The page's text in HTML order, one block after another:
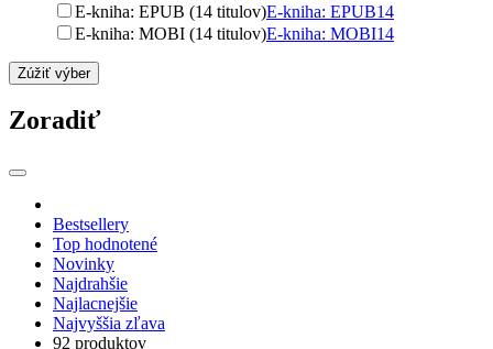
E-kniha: EPUB (14 titulov)E-kniha: EPUB14
E-kniha: MOBI (14 titulov)E-kniha: MOBI14
Zúžiť výber
Zoradiť
Bestsellery
Top hodnotené
Novinky
Najdrahšie
Najlacnejšie
Najvyššia zľava
92 produktov